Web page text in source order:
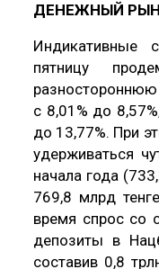
ДЕНЕЖНЫЙ
Индикативные
пятницу
с 8,01% до
до 13,77%. При
удерживаться
начала года
769,8 млрд
время спрос со
депозиты в
составив 0,8